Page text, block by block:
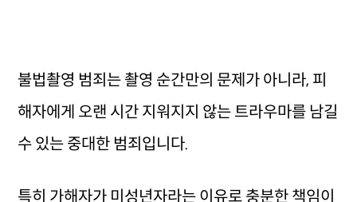
불법촬영 범죄는 촬영 순간만의 문제가 아니라, 피
해자에게 오랜 시간 지워지지 않는 트라우마를 남길
수 있는 중대한 범죄입니다.
특히 가해자가 미성년자라는 이유로 충분한 책임이